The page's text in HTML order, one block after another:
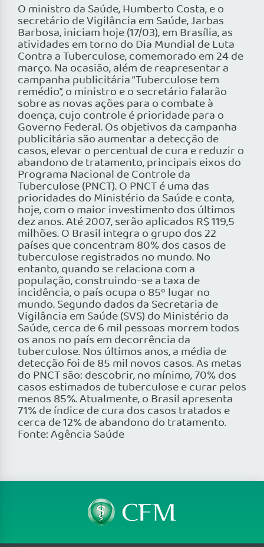
O ministro da Saúde, Humberto Costa, e o
secretário de Vigilância em Saúde, Jarbas
Barbosa, iniciam hoje (17/03), em Brasília, as
atividades em torno do Dia Mundial de Luta
Contra a Tuberculose, comemorado em 24 de
março. Na ocasião, além de reapresentar a
campanha publicitária “Tuberculose tem
remédio”, o ministro e o secretário falarão
sobre as novas ações para o combate à
doença, cujo controle é prioridade para o
Governo Federal. Os objetivos da campanha
publicitária são aumentar a detecção de
casos, elevar o percentual de cura e reduzir o
abandono de tratamento, principais eixos do
Programa Nacional de Controle da
Tuberculose (PNCT). O PNCT é uma das
prioridades do Ministério da Saúde e conta,
hoje, com o maior investimento dos últimos
dez anos. Até 2007, serão aplicados R$ 119,5
milhões. O Brasil integra o grupo dos 22
países que concentram 80% dos casos de
tuberculose registrados no mundo. No
entanto, quando se relaciona com a
população, construindo-se a taxa de
incidência, o país ocupa o 85º lugar no
mundo. Segundo dados da Secretaria de
Vigilância em Saúde (SVS) do Ministério da
Saúde, cerca de 6 mil pessoas morrem todos
os anos no país em decorrência da
tuberculose. Nos últimos anos, a média de
detecção foi de 85 mil novos casos. As metas
do PNCT são: descobrir, no mínimo, 70% dos
casos estimados de tuberculose e curar pelos
menos 85%. Atualmente, o Brasil apresenta
71% de índice de cura dos casos tratados e
cerca de 12% de abandono do tratamento.
Fonte: Agência Saúde